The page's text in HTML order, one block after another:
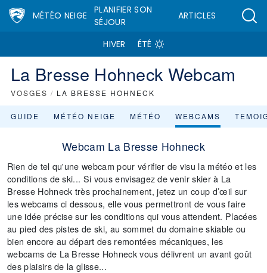
MÉTÉO NEIGE
PLANIFIER SON
SÉJOUR
ARTICLES
HIVER ÉTÉ
La Bresse Hohneck Webcam
VOSGES / LA BRESSE HOHNECK
GUIDE MÉTÉO NEIGE MÉTÉO WEBCAMS
Webcam La Bresse Hohneck
Rien de tel qu'une webcam pour vérifier de visu la météo et les
conditions de ski... Si vous envisagez de venir skier à La
Bresse Hohneck très prochainement, jetez un coup d’œil sur
les webcams ci dessous, elle vous permettront de vous faire
une idée précise sur les conditions qui vous attendent. Placées
au pied des pistes de ski, au sommet du domaine skiable ou
bien encore au départ des remontées mécaniques, les
webcams de La Bresse Hohneck vous délivrent un avant goût
des plaisirs de la glisse...